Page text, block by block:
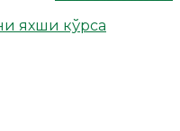
яхши кўрса